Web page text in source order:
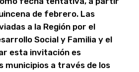
de febrero. Las
a la Región por el
Social y Familia y el
esta invitación es
municipios a través de los